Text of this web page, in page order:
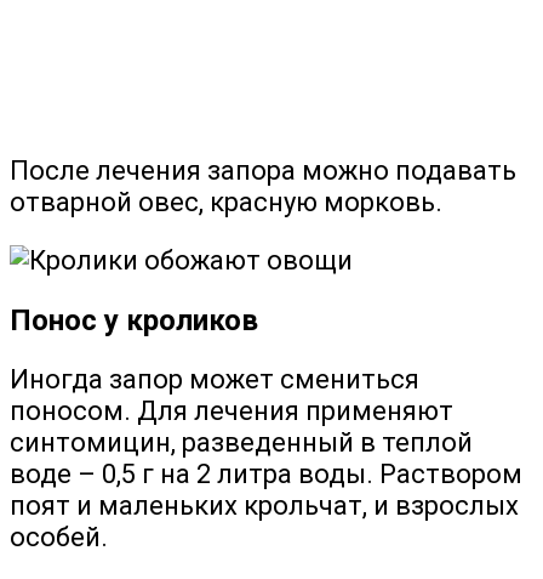
После лечения запора можно подавать
отварной овес, красную морковь.
Понос у кроликов
Иногда запор может смениться
поносом. Для лечения применяют
синтомицин, разведенный в теплой
воде – 0,5 г на 2 литра воды. Раствором
поят и маленьких крольчат, и взрослых
особей.